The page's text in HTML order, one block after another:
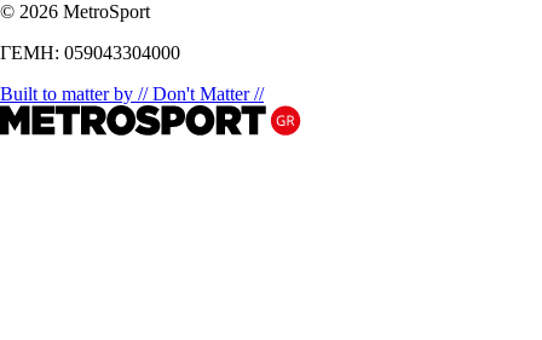
© 2026 MetroSport
ΓΕΜΗ: 059043304000
Built to matter by // Don't Matter //